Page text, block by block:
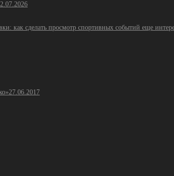
как сделать просмотр спортивных событий еще
27.06.2017